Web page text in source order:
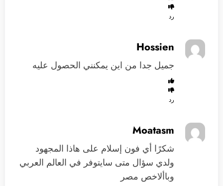
رد
Hossien
جميل جدا من اين يمكنني الحصول عليه
رد
Moatasm
شكرًا أي فون إسلام على هاذا المجهود
ولدي سؤال متى سايتوفر في العالم العربي
وباألاخص مصر